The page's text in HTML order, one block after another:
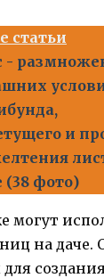
статьи
-
и
фото)
могут
на даче.